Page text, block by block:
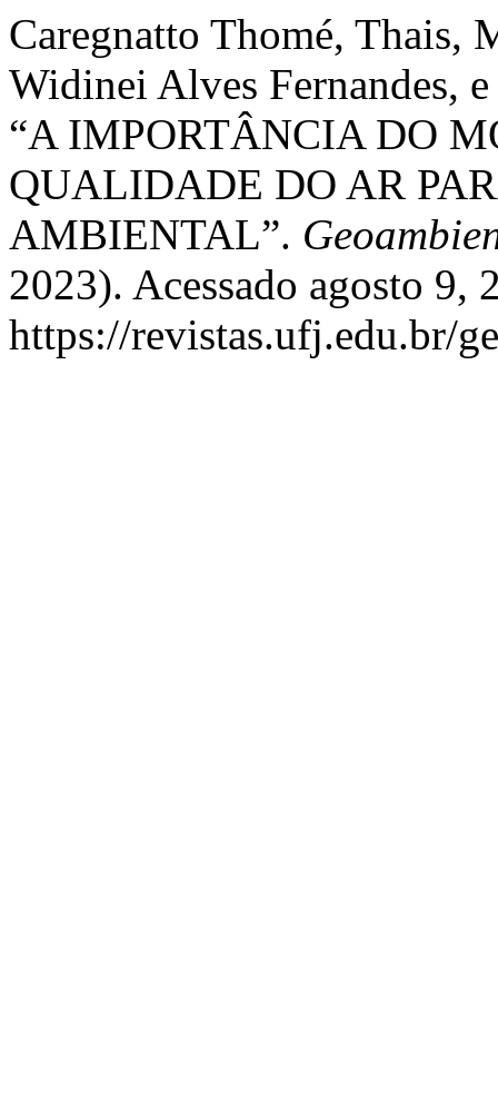
Caregnatto Thomé, Thais,
Widinei Alves Fernandes,
“A IMPORTÂNCIA DO
QUALIDADE DO AR
AMBIENTAL”.
2023). Acessado agosto 9,
https://revistas.ufj.edu.br/